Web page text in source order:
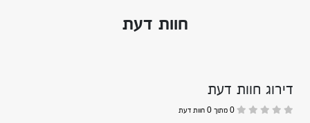
חוות דעת
דירוג חוות דעת